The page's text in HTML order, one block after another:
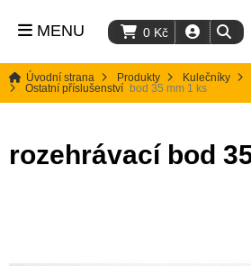
0 Kč
MENU
Úvodní strana Produkty Kulečníky
Ostatní příslušenství
bod 35 mm 1 ks
rozehrávací bod